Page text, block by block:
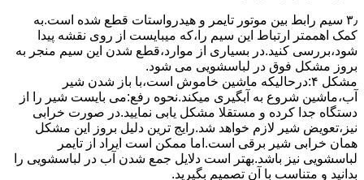
۳٫ ﺳﯿﻢ راﺑﻂ ﺑﯿﻦ ﻣﻮﺗﻮر ﺗﺎﯾﻤﺮ و ﻫﯿﺪرواﺳﺘﺎت ﻗﻄﻊ ﺷﺪه اﺳﺖ.به
کمک اهممتر ارﺗﺒﺎط اﯾﻦ ﺳﯿﻢ را،ﮐﻪ میبایست از روی ﻧﻘﺸﻪ ﭘﯿﺪا
ﺷﻮد،بررسی ﮐﻨﯿﺪ.در ﺑﺴﯿﺎری از موارد،ﻗﻄﻊ ﺷﺪن اﯾﻦ ﺳﯿﻢ ﻣﻨﺠﺮ ﺑﻪ
ﺑﺮوز مشکل ﻓﻮق در لباسشویی می شود.
مشکل ۴:درحالیکه ﻣﺎﺷﯿﻦ ﺧﺎﻣﻮش اﺳﺖ،ﺑﺎ ﺑﺎز ﺷﺪن ﺷﯿﺮ
آب،ﻣﺎﺷﯿﻦ ﺷﺮوع ﺑﻪ آﺑﮕﯿﺮی میکند.نحوه رﻓﻊ:می بایست ﺷﯿﺮ را از
دستگاه جدا کرده و مستقلا مشکل یابی نمایید.در صورت خرابی
نیز،تعویض شیر لازم خواهد شد.رایج ترین دلیل بروز این مشکل
همان خرابی شیر برقی است.اما ممکن است ایراد از تایمر
لباسشویی نیز باشد.بهتر است دلایل جمع شدن آب در لباسشویی را
بدانید و متناسب با آن تصمیم بگیرید.